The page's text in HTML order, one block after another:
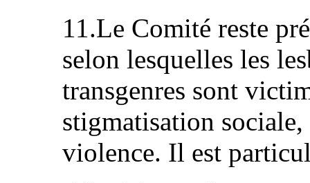
11.Le Comité reste
selon lesquelles les
transgenres sont
stigmatisation
violence. Il est